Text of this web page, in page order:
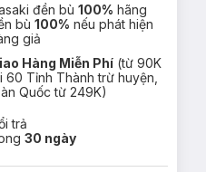
đền bù100% hãng
bù100% nếu phát hiện
giả
Hàng Miễn Phí (từ 90K
60 Tỉnh Thành trừ huyện,
Quốc từ 249K)
trả
30 ngày